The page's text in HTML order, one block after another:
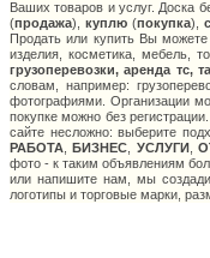
Ваших товаров и услуг. Доска
(продажа), куплю (покупка),
Продать или купить Вы можете
изделия, косметика, мебель,
грузоперевозки, аренда тс,
словам, например:
фотографиями. Организации
покупке можно без
сайте несложно: выберите
РАБОТА ,БИЗНЕС УСЛУГИ,
фото - к таким объявлениям
или напишите нам, мы
логотипы и торговые марки,